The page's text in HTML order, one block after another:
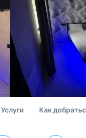
Услуги Как